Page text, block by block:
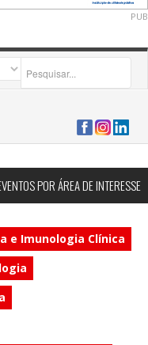
PUB
POR ÁREA DE INTERESSE
e Imunologia Clínica